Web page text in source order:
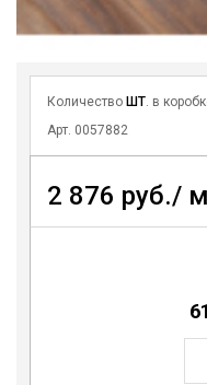
Количество ШТ. в
Арт. 0057882
2 876 руб./ м